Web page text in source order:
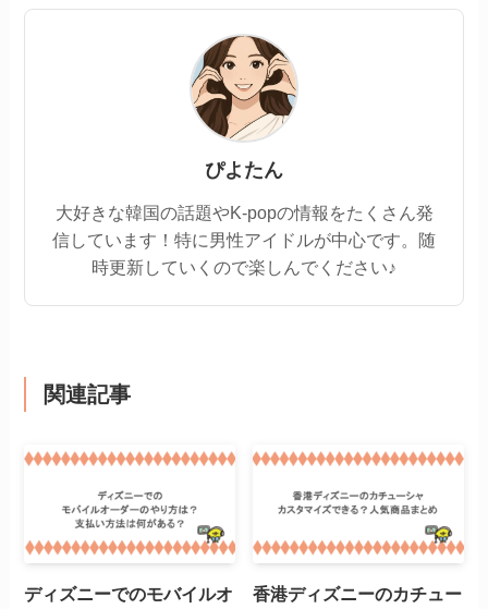
ぴよたん
大好きな韓国の話題やK-popの情報をたくさん発
信しています！特に男性アイドルが中心です。随
時更新していくので楽しんでください♪
関連記事
ディズニーでのモバイルオ
香港ディズニーのカチュー